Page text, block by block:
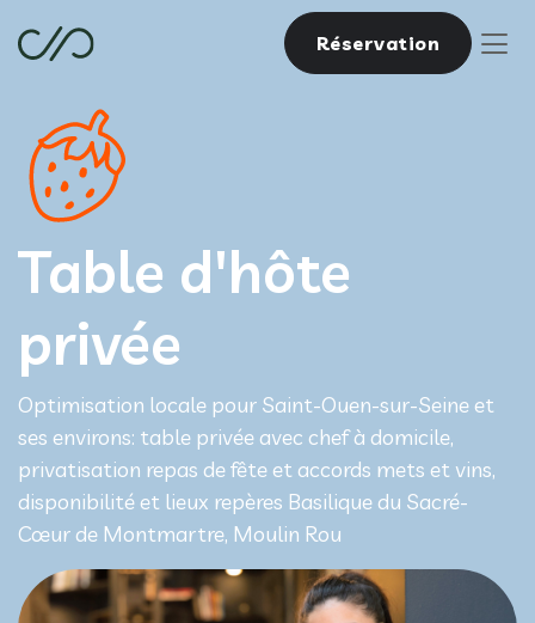
Réservation
Table d'hôte
privée
Optimisation locale pour Saint-Ouen-sur-Seine et
ses environs: table privée avec chef à domicile,
privatisation repas de fête et accords mets et vins,
disponibilité et lieux repères Basilique du Sacré-
Cœur de Montmartre, Moulin Rou